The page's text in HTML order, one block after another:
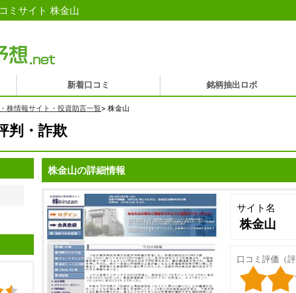
ミサイト 株金山
新着口コミ 銘柄抽出ロボ
株情報サイト・投資助言一覧> 株金山
判・詐欺
株金山の詳細情報
サイト名
株金山
口コミ評価（